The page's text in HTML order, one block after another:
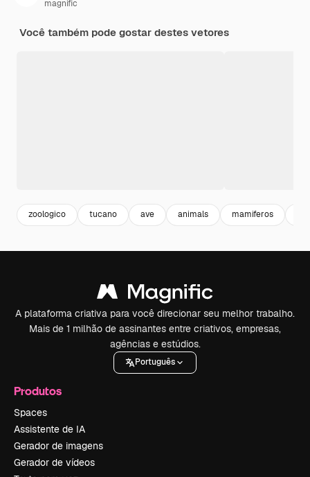
magnific
Você também pode gostar destes vetores
zoologico tucano ave animals mamiferos
A plataforma criativa para você direcionar seu melhor trabalho.
Mais de 1 milhão de assinantes entre criativos, empresas,
agências e estúdios.
Português
Produtos
Spaces
Assistente de IA
Gerador de imagens
Gerador de vídeos